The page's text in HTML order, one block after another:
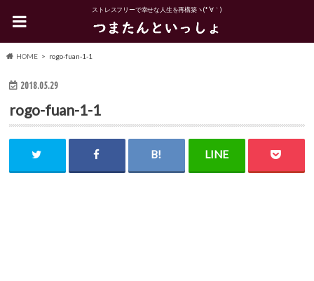
ストレスフリーで幸せな人生を再構築ヽ(*´∀｀)
HOME rogo-fuan-1-1
2018.05.29
rogo-fuan-1-1